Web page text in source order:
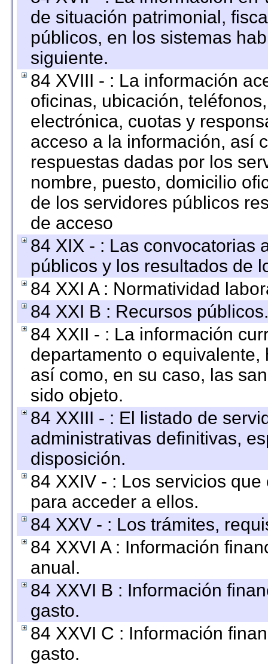
de situación patrimonial,
públicos, en los sistemas
siguiente.
84 XVIII - : La información
oficinas, ubicación,
electrónica, cuotas y
acceso a la información, así
respuestas dadas por los
nombre, puesto, domicilio
de los servidores públicos
de acceso
84 XIX - : Las convocatorias
públicos y los resultados de
84 XXI A : Normatividad
84 XXI B : Recursos públicos.
84 XXII - : La información
departamento o
así como, en su caso, las
sido objeto.
84 XXIII - : El listado de
administrativas definitivas,
disposición.
84 XXIV - : Los servicios
para acceder a ellos.
84 XXV - : Los trámites,
84 XXVI A : Información
anual.
84 XXVI B : Información
gasto.
84 XXVI C : Información
gasto.